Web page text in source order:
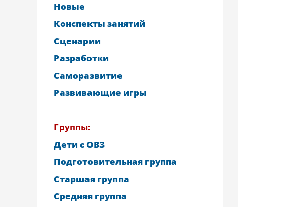
Новые
Конспекты занятий
Сценарии
Разработки
Саморазвитие
Развивающие игры
Группы:
Дети с ОВЗ
Подготовительная группа
Старшая группа
Средняя группа